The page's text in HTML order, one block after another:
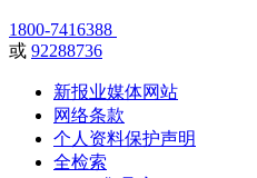
1800-7416388
或 92288736
新报业媒体网站
网络条款
个人资料保护声明
全检索